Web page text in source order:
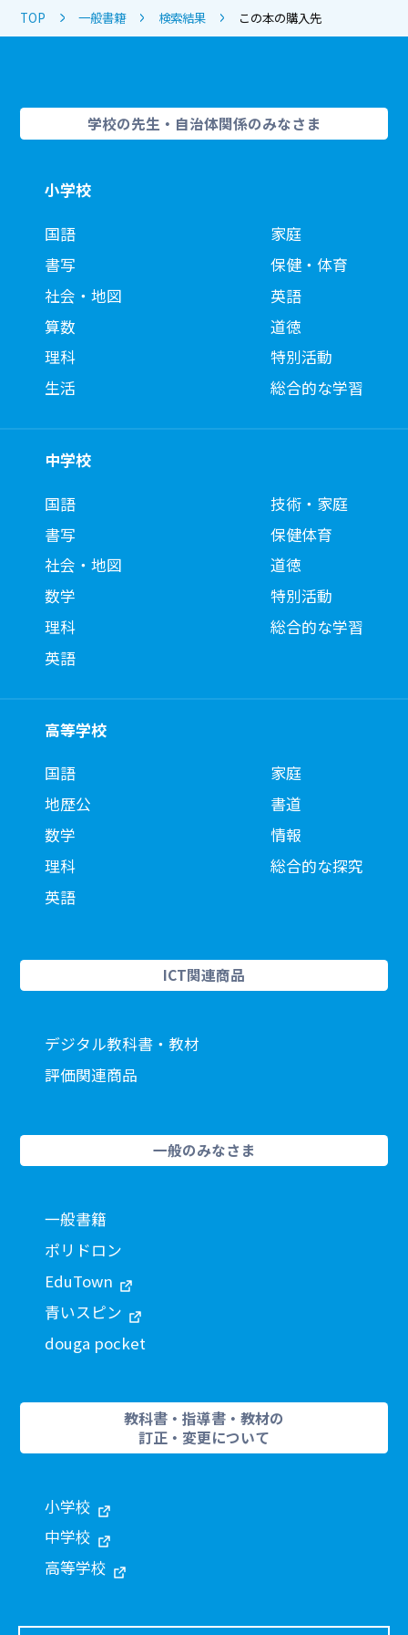
TOP 一般書籍 検索結果 この本の購入先
学校の先生・自治体関係のみなさま
小学校
国語
書写
社会・地図
算数
理科
生活
家庭
保健・体育
英語
道徳
特別活動
総合的な学習
中学校
国語
書写
社会・地図
数学
理科
英語
技術・家庭
保健体育
道徳
特別活動
総合的な学習
高等学校
国語
地歴公
数学
理科
英語
家庭
書道
情報
総合的な探究
ICT関連商品
デジタル教科書・教材
評価関連商品
一般のみなさま
一般書籍
ポリドロン
EduTown
青いスピン
douga pocket
教科書・指導書・教材の
訂正・変更について
小学校
中学校
高等学校